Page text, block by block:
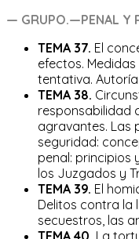
— GRUPO.—PENAL Y
TEMA 37. El
efectos.
tentativa.
TEMA 38.
responsabilidad
agravantes. Las
seguridad:
penal: principios
los Juzgados y
TEMA 39. El
Delitos contra la
secuestros, las
TEMA 40. La